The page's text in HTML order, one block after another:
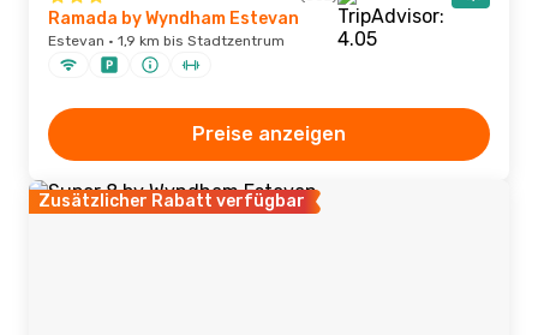
Ramada by Wyndham Estevan
Estevan · 1,9 km bis Stadtzentrum
Preise anzeigen
Zusätzlicher Rabatt verfügbar